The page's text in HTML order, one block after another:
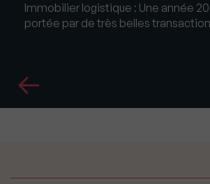
Immobilier logistique : Une année
portée par de très belles